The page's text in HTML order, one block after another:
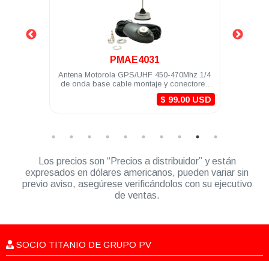
PMAE4031
Antena Motorola GPS/UHF 450-470Mhz 1/4
de onda base cable montaje y conectores
MINI-U DGM8000e
$ 99.00 USD
Los precios son “Precios a distribuidor” y están
expresados en dólares americanos, pueden variar sin
previo aviso, asegúrese verificándolos con su ejecutivo
de ventas.
SOCIO TITANIO DE GRUPO PV